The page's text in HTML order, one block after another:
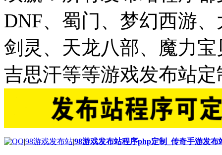
DNF、蜀门、梦幻西游
剑灵、天龙八部、魔力
吉思汗等等游戏发布站定
|98游戏发布站|98游戏发布站程序php定制_传奇手游发